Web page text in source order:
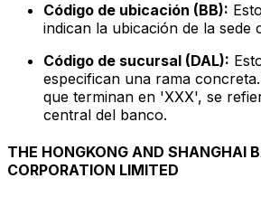
Código de ubicación (BB):
indican la ubicación de la sede
Código de sucursal (DAL):
especifican una rama
que terminan en 'XXX', se
central del banco.
THE HONGKONG AND SHANGHAI
CORPORATION LIMITED